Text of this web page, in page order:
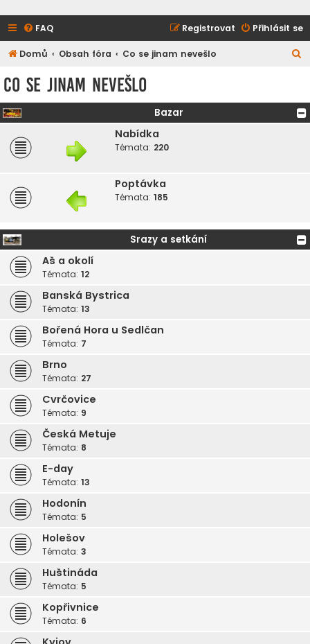
FAQ Přihlásit se
Registrovat
Domů Obsah fóra Co se jinam nevešlo
d
a
Co se jinam nevešlo
Bazar
Nabídka
Témata: 220
Poptávka
Témata: 185
Srazy a setkání
Aš a okolí
Témata: 12
Banská Bystrica
Témata: 13
Bořená Hora u Sedlčan
Témata: 7
Brno
Témata: 27
Cvrčovice
Témata: 9
Česká Metuje
Témata: 8
E-day
Témata: 13
Hodonín
Témata: 5
Holešov
Témata: 3
Huštináda
Témata: 5
Kopřivnice
Témata: 6